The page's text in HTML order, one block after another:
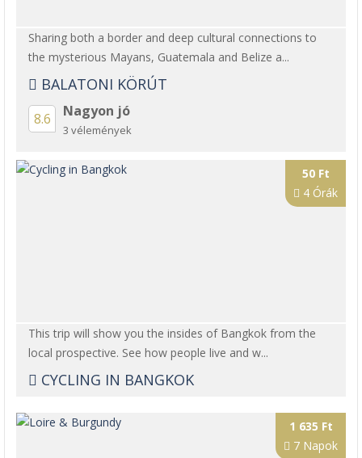
Sharing both a border and deep cultural connections to
the mysterious Mayans, Guatemala and Belize a...
BALATONI KÖRÚT
8.6 Nagyon jó
3 vélemények
This trip will show you the insides of Bangkok from the
local prospective. See how people live and w...
CYCLING IN BANGKOK
50 Ft
4 Órák
1 635 Ft
7 Napok